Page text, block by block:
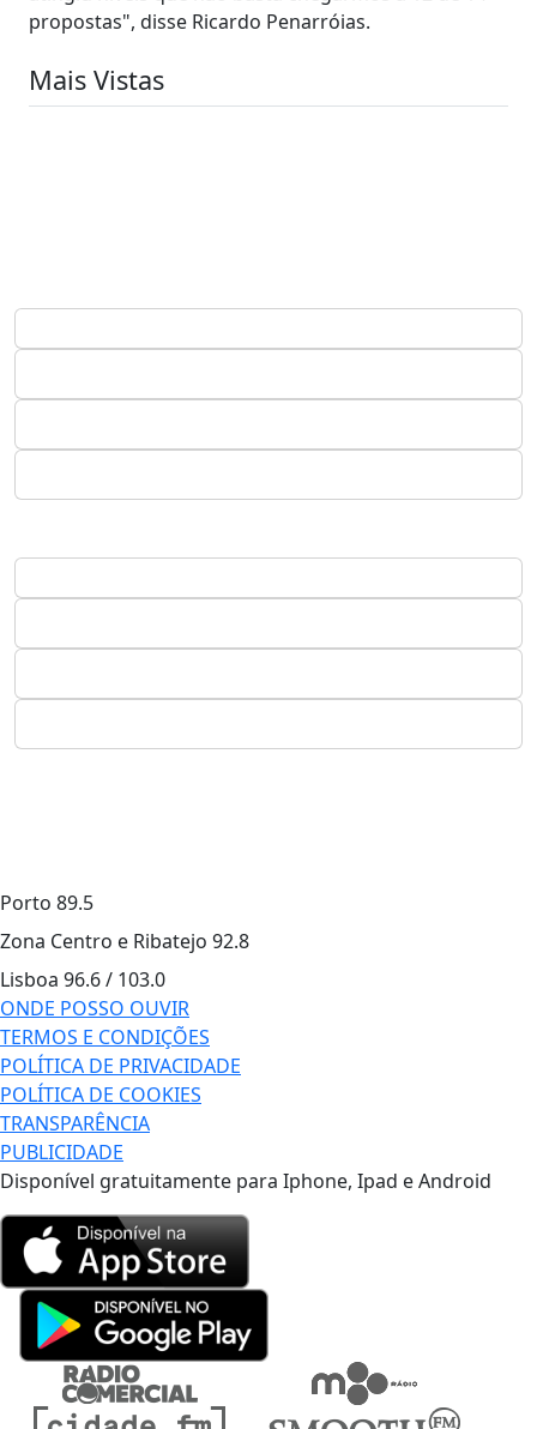
propostas", disse Ricardo Penarróias.
Mais Vistas
Porto 89.5
Zona Centro e Ribatejo 92.8
Lisboa 96.6 / 103.0
ONDE POSSO OUVIR
TERMOS E CONDIÇÕES
POLÍTICA DE PRIVACIDADE
POLÍTICA DE COOKIES
TRANSPARÊNCIA
PUBLICIDADE
Disponível gratuitamente para Iphone, Ipad e Android